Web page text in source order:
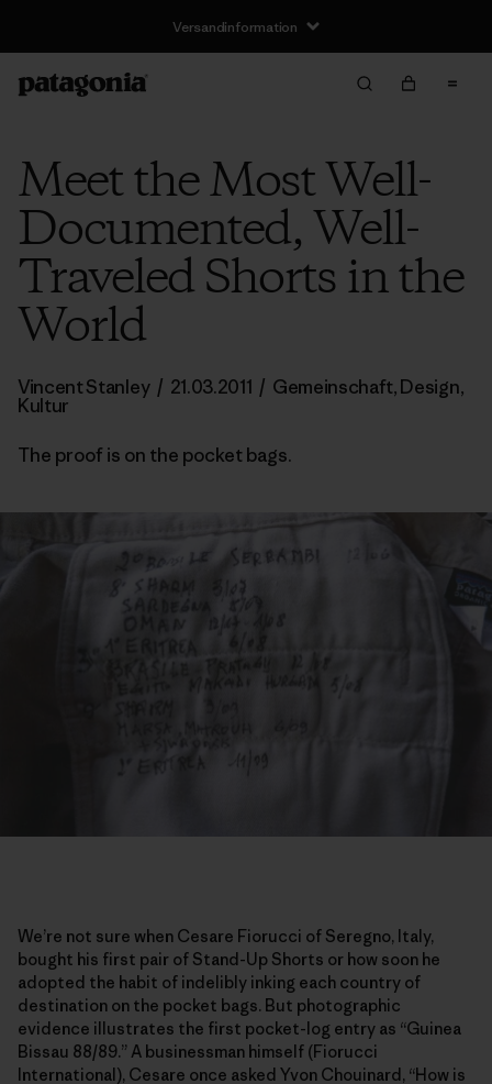
Versandinformation
Meet the Most Well-
Documented, Well-
Traveled Shorts in the
World
Vincent Stanley / 21.03.2011 / Gemeinschaft,Design,
Kultur
The proof is on the pocket bags.
We’re not sure when Cesare Fiorucci of Seregno, Italy,
bought his first pair of Stand-Up Shorts or how soon he
adopted the habit of indelibly inking each country of
destination on the pocket bags. But photographic
evidence illustrates the first pocket-log entry as “Guinea
Bissau 88/89.” A businessman himself (Fiorucci
International), Cesare once asked Yvon Chouinard, “How is